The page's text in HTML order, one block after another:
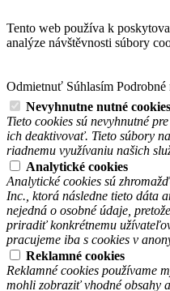
Tento web používa k
analýze návštěvnosti súbory
Odmietnuť Súhlasím Podrobné
Nevyhnutne nutné cookies
Tieto cookies sú nevyhnutné
ich deaktivovať. Tieto súbory
riadnemu využívaniu našich
Analytické cookies
Analytické cookies sú
Inc., ktorá následne tieto dáta
nejedná o osobné údaje,
priradiť konkrétnemu
pracujeme iba s cookies v
Reklamné cookies
Reklamné cookies používame
mohli zobraziť vhodné obsahy